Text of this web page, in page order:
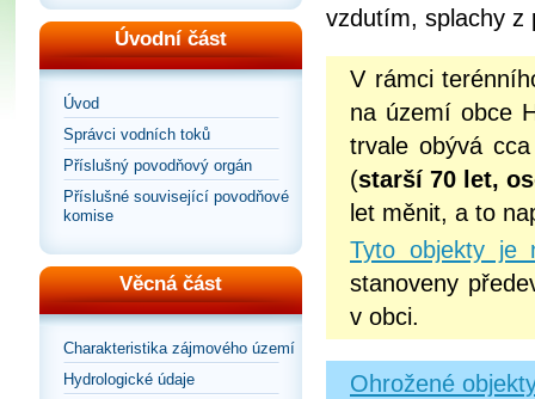
Úvodní část
Úvod
Správci vodních toků
Příslušný povodňový orgán
Příslušné související povodňové
komise
Věcná část
Charakteristika zájmového území
Hydrologické údaje
vzdutím, splachy z
V rámci
na území obce
trvale obývá cca
(starší 70 let,
let měnit, a to
Tyto objekty je
stanoveny
v obci.
Ohrožené